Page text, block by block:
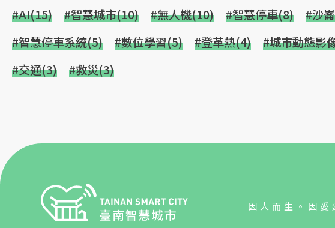
#AI(15) #智慧城市(10) #無人機(10) #智慧停車(8) #沙
#智慧停車系統(5)
#數位學習(5) #登革熱(4) #城市動態影
#交通(3)
#救災(3)
因人而生。因愛